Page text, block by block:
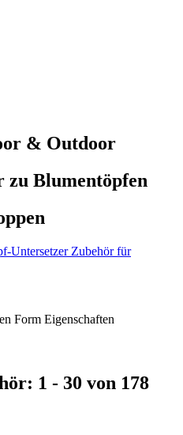
& Outdoor
zu Blumentöpfen
Untersetzer Zubehör für
Form Eigenschaften
1 - 30 von 178